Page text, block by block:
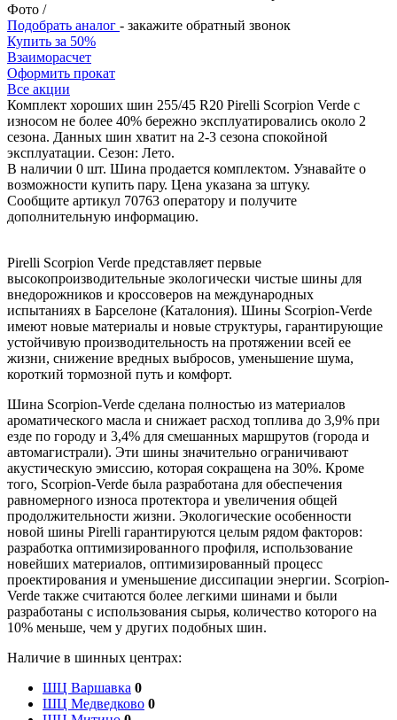
Фото /
Подобрать аналог - закажите обратный звонок
Купить за 50%
Взаиморасчет
Оформить прокат
Все акции
Комплект хороших шин 255/45 R20 Pirelli Scorpion Verde с
износом не более 40% бережно эксплуатировались около 2
сезона. Данных шин хватит на 2-3 сезона спокойной
эксплуатации. Сезон: Лето.
В наличии 0 шт. Шина продается комплектом. Узнавайте о
возможности купить пару. Цена указана за штуку.
Сообщите артикул 70763 оператору и получите
дополнительную информацию.
Pirelli Scorpion Verde представляет первые
высокопроизводительные экологически чистые шины для
внедорожников и кроссоверов на международных
испытаниях в Барселоне (Каталония). Шины Scorpion-Verde
имеют новые материалы и новые структуры, гарантирующие
устойчивую производительность на протяжении всей ее
жизни, снижение вредных выбросов, уменьшение шума,
короткий тормозной путь и комфорт.
Шина Scorpion-Verde сделана полностью из материалов
ароматического масла и снижает расход топлива до 3,9% при
езде по городу и 3,4% для смешанных маршрутов (города и
автомагистрали). Эти шины значительно ограничивают
акустическую эмиссию, которая сокращена на 30%. Кроме
того, Scorpion-Verde была разработана для обеспечения
равномерного износа протектора и увеличения общей
продолжительности жизни. Экологические особенности
новой шины Pirelli гарантируются целым рядом факторов:
разработка оптимизированного профиля, использование
новейших материалов, оптимизированный процесс
проектирования и уменьшение диссипации энергии. Scorpion-
Verde также считаются более легкими шинами и были
разработаны с использования сырья, количество которого на
10% меньше, чем у других подобных шин.
Наличие в шинных центрах:
ШЦ Варшавка 0
ШЦ Медведково 0